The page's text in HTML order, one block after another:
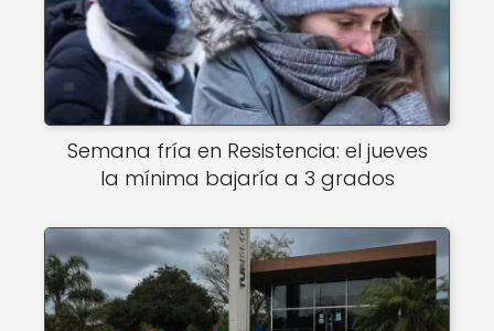
Semana fría en Resistencia: el jueves
la mínima bajaría a 3 grados